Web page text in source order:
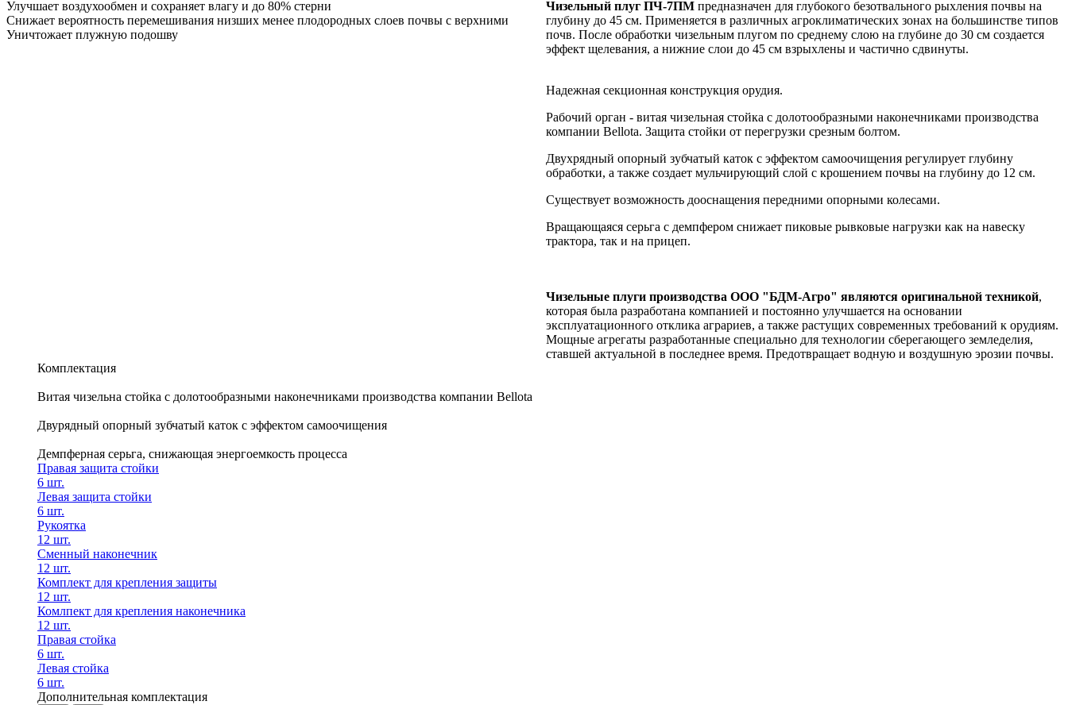
Улучшает воздухообмен и сохраняет влагу и до 80% стерни
Снижает вероятность перемешивания низших менее плодородных слоев почвы с верхними
Уничтожает плужную подошву
Чизельный плуг ПЧ-7ПМ предназначен для глубокого безотвального рыхления почвы на
глубину до 45 см. Применяется в различных агроклиматических зонах на большинстве типов
почв. После обработки чизельным плугом по среднему слою на глубине до 30 см создается
эффект щелевания, а нижние слои до 45 см взрыхлены и частично сдвинуты.
Надежная секционная конструкция орудия.
Рабочий орган - витая чизельная стойка с долотообразными наконечниками производства
компании Bellota. Защита стойки от перегрузки срезным болтом.
Двухрядный опорный зубчатый каток с эффектом самоочищения регулирует глубину
обработки, а также создает мульчирующий слой с крошением почвы на глубину до 12 см.
Существует возможность дооснащения передними опорными колесами.
Вращающаяся серьга с демпфером снижает пиковые рывковые нагрузки как на навеску
трактора, так и на прицеп.
Чизельные плуги производства ООО "БДМ-Агро" являются оригинальной техникой,
которая была разработана компанией и постоянно улучшается на основании
эксплуатационного отклика аграриев, а также растущих современных требований к орудиям.
Мощные агрегаты разработанные специально для технологии сберегающего земледелия,
ставшей актуальной в последнее время. Предотвращает водную и воздушную эрозии почвы.
Комплектация
Витая чизельна стойка с долотообразными наконечниками производства компании Bellota
Двурядный опорный зубчатый каток с эффектом самоочищения
Демпферная серьга, снижающая энергоемкость процесса
Правая защита стойки
6 шт.
Левая защита стойки
6 шт.
Рукоятка
12 шт.
Сменный наконечник
12 шт.
Комплект для крепления защиты
12 шт.
Комлпект для крепления наконечника
12 шт.
Правая стойка
6 шт.
Левая стойка
6 шт.
Дополнительная комплектация